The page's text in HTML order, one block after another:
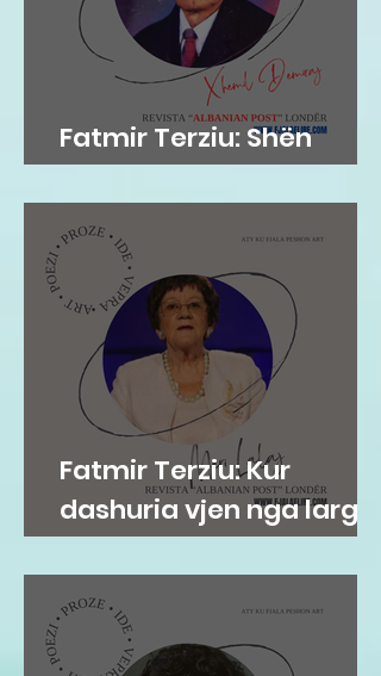
Fatmir Terziu: Shën
Helena dhe Kuçi
Fatmir Terziu: Kur
dashuria vjen nga larg,
por historia vjen nga
afër